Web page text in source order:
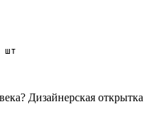
шт
Дизайнерская открытка